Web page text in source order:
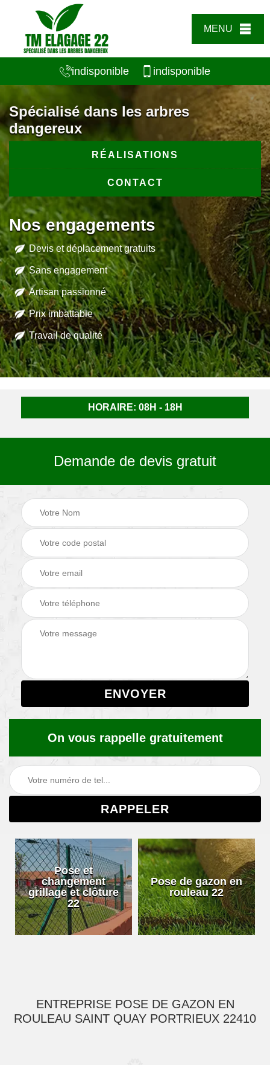
MENU
indisponible indisponible
Spécialisé dans les arbres
dangereux
RÉALISATIONS
CONTACT
Nos engagements
Devis et déplacement gratuits
Sans engagement
Artisan passionné
Prix imbattable
Travail de qualité
HORAIRE: 08H - 18H
Demande de devis gratuit
On vous rappelle gratuitement
Pose et
changement
grillage et clôture
22
Pose de gazon en
rouleau 22
ENTREPRISE POSE DE GAZON EN
ROULEAU SAINT QUAY PORTRIEUX 22410